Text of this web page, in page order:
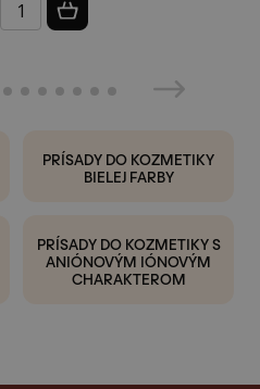
PRÍSADY DO KOZMETIKY
BIELEJ FARBY
PRÍSADY DO KOZMETIKY S
ANIÓNOVÝM IÓNOVÝM
CHARAKTEROM